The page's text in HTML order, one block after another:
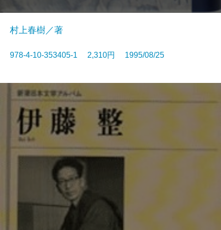
村上春樹／著
978-4-10-353405-1 2,310円 1995/08/25